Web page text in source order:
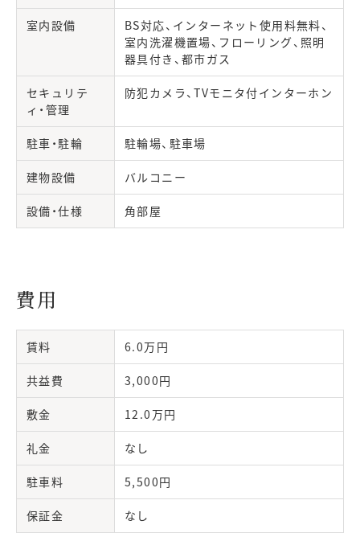
室内設備
BS対応、インターネット使用料無料、
室内洗濯機置場、フローリング、照明
器具付き、都市ガス
セキュリテ
ィ・管理
防犯カメラ、TVモニタ付インターホン
駐車・駐輪 駐輪場、駐車場
建物設備 バルコニー
設備・仕様 角部屋
費用
賃料 6.0万円
共益費 3,000円
敷金 12.0万円
礼金 なし
駐車料 5,500円
保証金 なし